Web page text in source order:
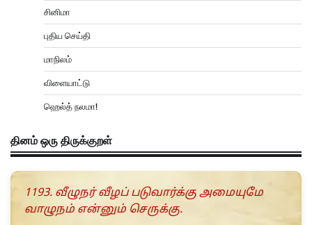
சினிமா
புதிய செய்தி
மாநிலம்
விளையாட்டு
ஹெல்த் நலமா!
தினம் ஒரு திருக்குறள்
1193. வீழுநர் வீழப் படுவார்க்கு அமையுமே
வாழுநம் என்னும் செருக்கு.